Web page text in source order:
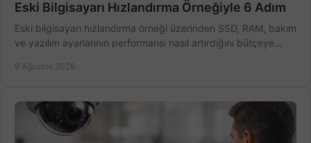
Eski Bilgisayarı Hızlandırma Örneğiyle 6 Adım
Eski bilgisayarı hızlandırma örneği üzerinden SSD, RAM, bakım
ve yazılım ayarlarının performansı nasıl artırdığını bütçeye
9 Ağustos 2026